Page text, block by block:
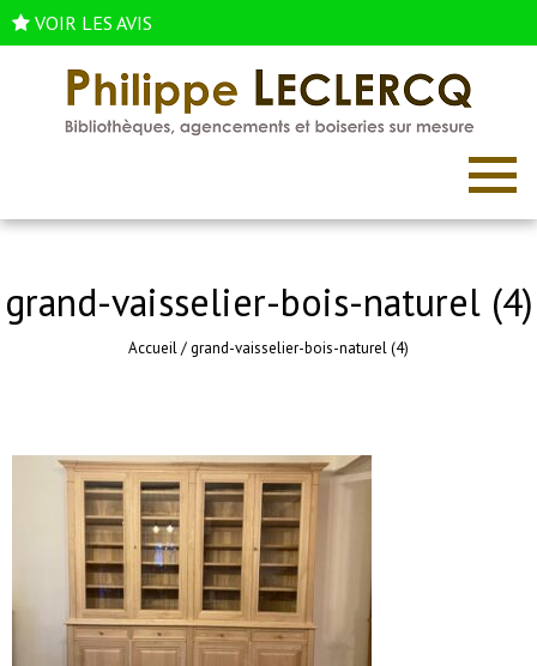
VOIR LES AVIS
grand-vaisselier-bois-naturel (4)
Accueil/grand-vaisselier-bois-naturel (4)